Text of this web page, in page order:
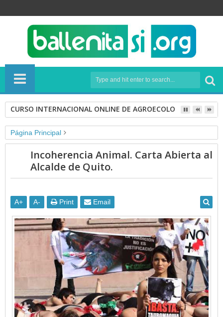
CURSO INTERNACIONAL ONLINE DE AGROECOLOGÍA
Página Principal
maltrato animal
quito
toros
Incoherencia Animal. Carta Abierta al Alcalde de Quito.
Incoherencia Animal. Carta Abierta al
Alcalde de Quito.
A+ A- Print Email